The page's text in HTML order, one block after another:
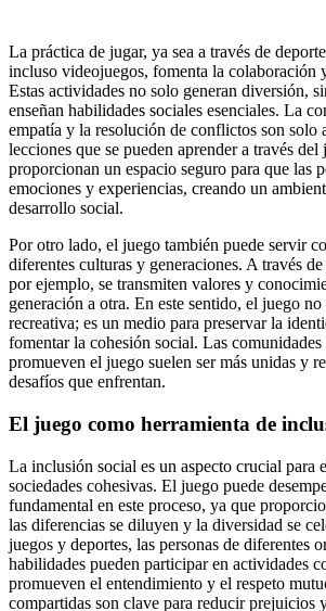
La práctica de jugar, ya sea a través de
incluso videojuegos, fomenta la colaboración
Estas actividades no solo generan diversión,
enseñan habilidades sociales esenciales. La
empatía y la resolución de conflictos son solo
lecciones que se pueden aprender a través del
proporcionan un espacio seguro para que las
emociones y experiencias, creando un
desarrollo social.
Por otro lado, el juego también puede servir
diferentes culturas y generaciones. A través
por ejemplo, se transmiten valores y
generación a otra. En este sentido, el juego
recreativa; es un medio para preservar la
fomentar la cohesión social. Las
promueven el juego suelen ser más unidas y
desafíos que enfrentan.
El juego como herramienta de
La inclusión social es un aspecto crucial para
sociedades cohesivas. El juego puede
fundamental en este proceso, ya que
las diferencias se diluyen y la diversidad se
juegos y deportes, las personas de diferentes
habilidades pueden participar en actividades
promueven el entendimiento y el respeto
compartidas son clave para reducir prejuicios